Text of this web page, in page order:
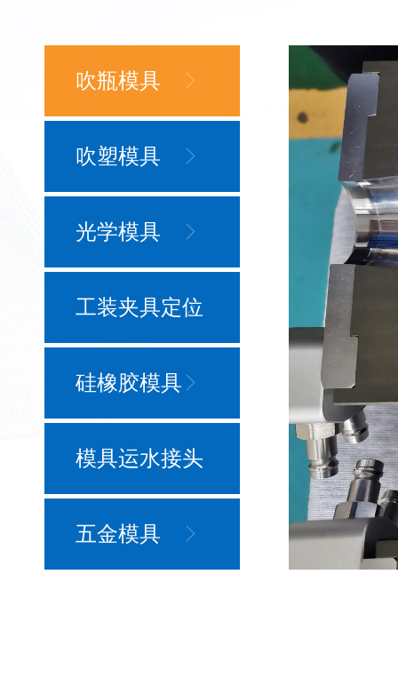
吹瓶模具
吹塑模具
光学模具
工装夹具定位
硅橡胶模具
模具运水接头
五金模具